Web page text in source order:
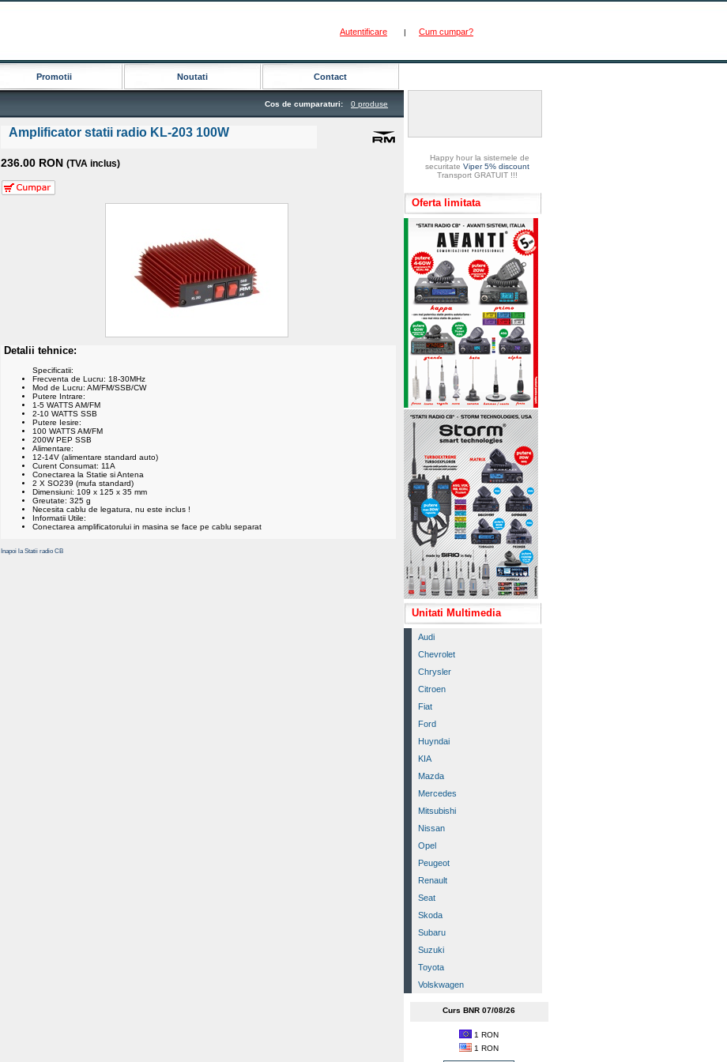
Autentificare | Cum cumpar?
Promotii Noutati Contact
Cos de cumparaturi: 0 produse
Happy hour la sistemele de
securitateViper 5% discount
Transport GRATUIT !!!
Oferta limitata
Unitati Multimedia
Audi
Chevrolet
Chrysler
Citroen
Fiat
Ford
Huyndai
KIA
Mazda
Mercedes
Mitsubishi
Nissan
Opel
Peugeot
Renault
Seat
Skoda
Subaru
Suzuki
Toyota
Volskwagen
Curs BNR 07/08/26
1 RON
1 RON
Amplificator statii radio KL-203 100W
236.00 RON (TVA inclus)
Detalii tehnice:
Specificatii:
Frecventa de Lucru: 18-30MHz
Mod de Lucru: AM/FM/SSB/CW
Putere Intrare:
1-5 WATTS AM/FM
2-10 WATTS SSB
Putere Iesire:
100 WATTS AM/FM
200W PEP SSB
Alimentare:
12-14V (alimentare standard auto)
Curent Consumat: 11A
Conectarea la Statie si Antena
2 X SO239 (mufa standard)
Dimensiuni: 109 x 125 x 35 mm
Greutate: 325 g
Necesita cablu de legatura, nu este inclus !
Informatii Utile:
Conectarea amplificatorului in masina se face pe cablu separat
Inapoi la Statii radio CB